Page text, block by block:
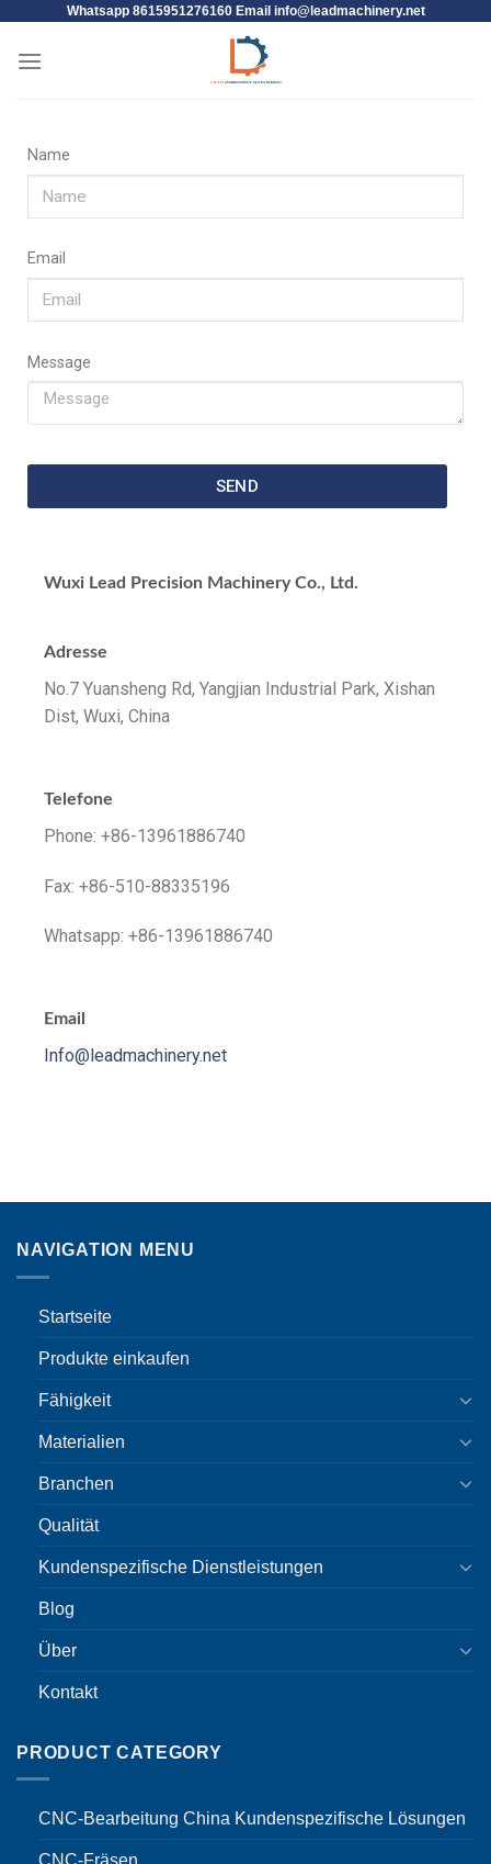
Whatsapp 8615951276160 Email info@leadmachinery.net
Name
Email
Message
SEND
Wuxi Lead Precision Machinery Co., Ltd.
Adresse
No.7 Yuansheng Rd, Yangjian Industrial Park, Xishan
Dist, Wuxi, China
Telefone
Phone: +86-13961886740
Fax: +86-510-88335196
Whatsapp: +86-13961886740
Email
Info@leadmachinery.net
NAVIGATION MENU
Startseite
Produkte einkaufen
Fähigkeit
Materialien
Branchen
Qualität
Kundenspezifische Dienstleistungen
Blog
Über
Kontakt
PRODUCT CATEGORY
CNC-Bearbeitung China Kundenspezifische Lösungen